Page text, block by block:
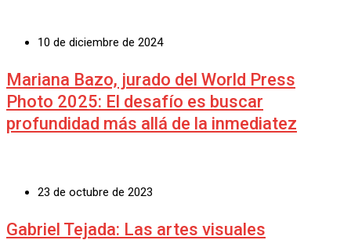
10 de diciembre de 2024
Mariana Bazo, jurado del World Press
Photo 2025: El desafío es buscar
profundidad más allá de la inmediatez
23 de octubre de 2023
Gabriel Tejada: Las artes visuales